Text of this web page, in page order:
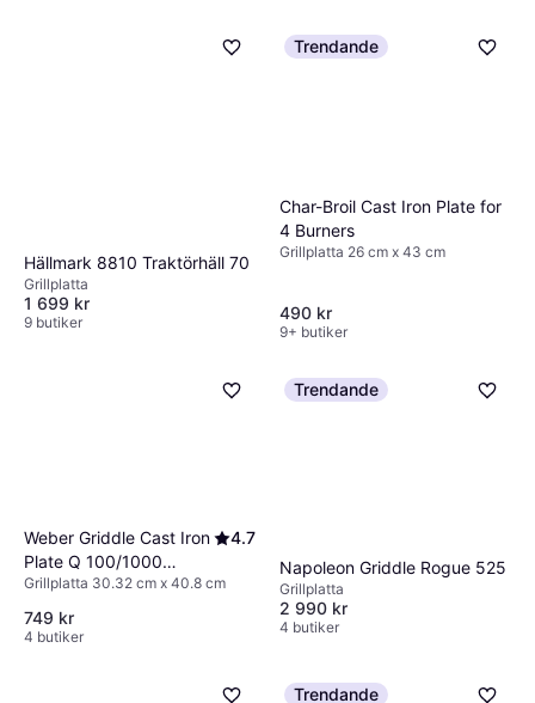
Hällmark 8810 Traktörhäll 70
Grillplatta
1 699 kr
9 butiker
Trendande
Char-Broil Cast Iron Plate for
4 Burners
Grillplatta 26 cm x 43 cm
490 kr
9+ butiker
Weber Griddle Cast Iron
Plate Q 100/1000
Series
4.7
Grillplatta 30.32 cm x 40.8 cm
749 kr
4 butiker
Trendande
Napoleon Griddle Rogue 525
Grillplatta
2 990 kr
4 butiker
Trendande